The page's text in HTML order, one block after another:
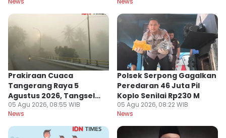
Prakiraan Cuaca
Tangerang Raya 5
Agustus 2026, Tangsel
Berpotensi Hujan
05 Agu 2026, 08:55 WIB
News
Polsek Serpong Gagalkan
Peredaran 46 Juta Pil
Koplo Senilai Rp230 M
05 Agu 2026, 08:22 WIB
News